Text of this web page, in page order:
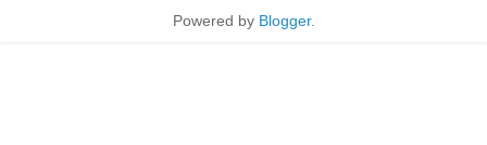
Powered by Blogger.